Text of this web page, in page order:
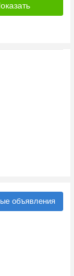
объявления